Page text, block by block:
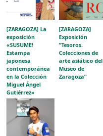
[ZARAGOZA] La
exposición
«SUSUME!
Estampa
japonesa
contemporánea
en la Colección
Miguel Ángel
Gutiérrez»
acerca la
evolución del
grabado japonés
al público
aragonés
[ZARAGOZA]
Exposición
“Tesoros.
Colecciones de
arte asiático del
Museo de
Zaragoza”